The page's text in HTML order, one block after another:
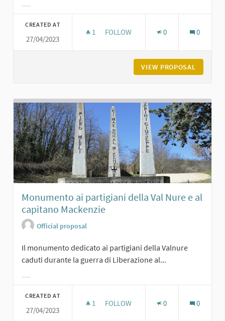
CREATED AT
27/04/2023
1 1 FOLLOWER
FOLLOW 0 0
VIEW PROPOSAL
Monumento ai partigiani della Val Nure e al
capitano Mackenzie
Official proposal
Il monumento dedicato ai partigiani della Valnure
caduti durante la guerra di Liberazione al...
CREATED AT
27/04/2023
1 1 FOLLOWER
FOLLOW 0 0